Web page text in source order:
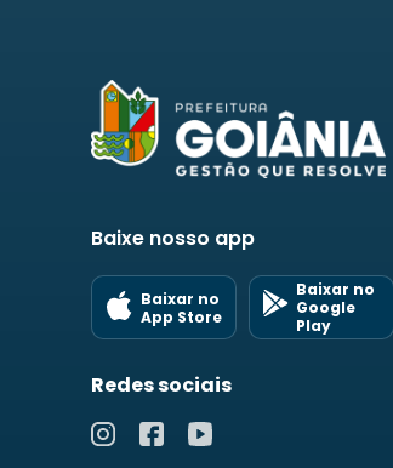
Baixe nosso app
Baixar no
App Store
Baixar no
Google
Play
Redes sociais